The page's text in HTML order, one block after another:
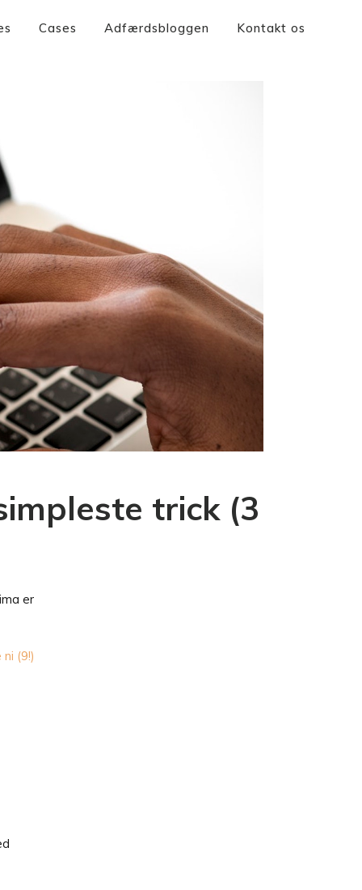
Cases Adfærdsbloggen Kontakt os
trick (3
er
ni (9!)